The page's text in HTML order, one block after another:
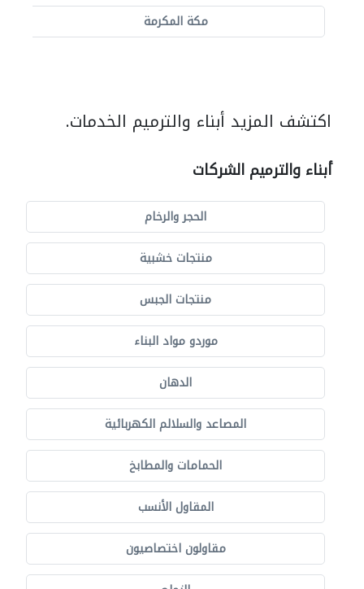
مكة المكرمة
اكتشف المزيد أبناء والترميم الخدمات.
أبناء والترميم الشركات
الحجر والرخام
منتجات خشبية
منتجات الجبس
موردو مواد البناء
الدهان
المصاعد والسلالم الكهربائية
الحمامات والمطابخ
المقاول الأنسب
مقاولون اختصاصيون